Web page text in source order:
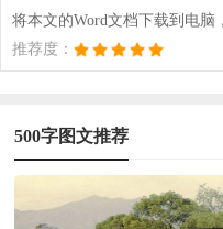
将本文的Word文档下载到电脑
推荐度：
500字图文推荐